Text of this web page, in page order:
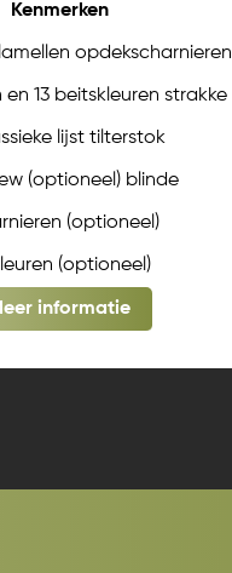
Kenmerken
opdekscharnieren
13 beitskleuren strakke
lijst tilterstok
(optioneel) blinde
(optioneel)
(optioneel)
informatie